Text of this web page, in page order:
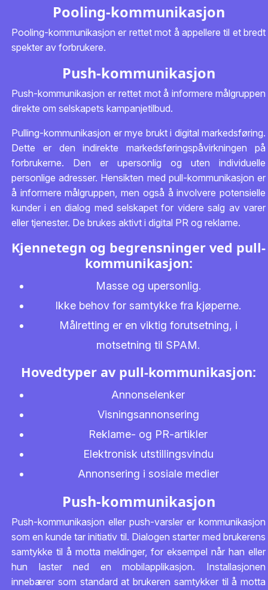
Pooling-kommunikasjon
Pooling-kommunikasjon er rettet mot å appellere til et bredt
spekter av forbrukere.
Push-kommunikasjon
Push-kommunikasjon er rettet mot å informere målgruppen
direkte om selskapets kampanjetilbud.
Pulling-kommunikasjon er mye brukt i digital markedsføring.
Dette er den indirekte markedsføringspåvirkningen på
forbrukerne. Den er upersonlig og uten individuelle
personlige adresser. Hensikten med pull-kommunikasjon er
å informere målgruppen, men også å involvere potensielle
kunder i en dialog med selskapet for videre salg av varer
eller tjenester. De brukes aktivt i digital PR og reklame.
Kjennetegn og begrensninger ved pull-
kommunikasjon:
Masse og upersonlig.
Ikke behov for samtykke fra kjøperne.
Målretting er en viktig forutsetning, i
motsetning til SPAM.
Hovedtyper av pull-kommunikasjon:
Annonselenker
Visningsannonsering
Reklame- og PR-artikler
Elektronisk utstillingsvindu
Annonsering i sosiale medier
Push-kommunikasjon
Push-kommunikasjon eller push-varsler er kommunikasjon
som en kunde tar initiativ til. Dialogen starter med brukerens
samtykke til å motta meldinger, for eksempel når han eller
hun laster ned en mobilapplikasjon. Installasjonen
innebærer som standard at brukeren samtykker til å motta